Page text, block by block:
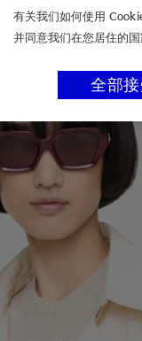
有关我们如何使用
并同意我们在您居住的
全部